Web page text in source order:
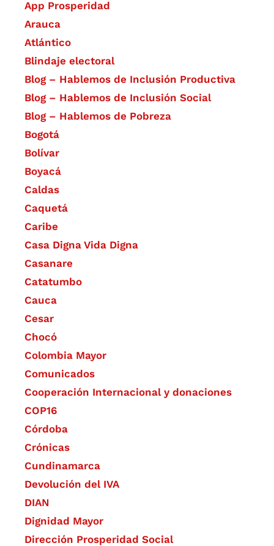
App Prosperidad
Arauca
Atlántico
Blindaje electoral
Blog – Hablemos de Inclusión Productiva
Blog – Hablemos de Inclusión Social
Blog – Hablemos de Pobreza
Bogotá
Bolívar
Boyacá
Caldas
Caquetá
Caribe
Casa Digna Vida Digna
Casanare
Catatumbo
Cauca
Cesar
Chocó
Colombia Mayor
Comunicados
Cooperación Internacional y donaciones
COP16
Córdoba
Crónicas
Cundinamarca
Devolución del IVA
DIAN
Dignidad Mayor
Dirección Prosperidad Social